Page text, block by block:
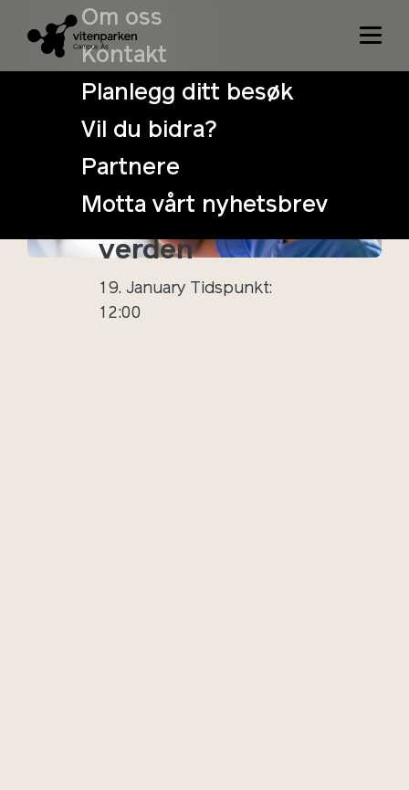
Om oss
Kontakt
Planlegg ditt besøk
Vil du bidra?
Partnere
Motta vårt nyhetsbrev
VitenSøndag:
Oppfinnelser
som redder
verden
19. January Tidspunkt:
12:00